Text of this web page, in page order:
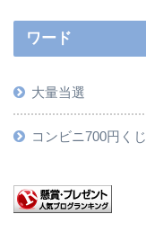
ワード
大量当選
コンビニ700円くじ